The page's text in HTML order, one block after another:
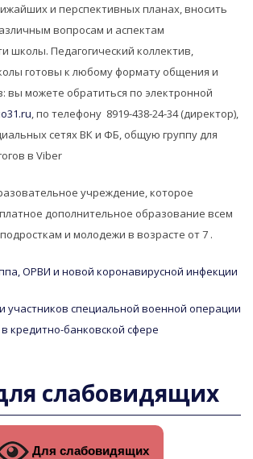
и перспективных планах, вносить
вопросам и аспектам
школы. Педагогический коллектив,
готовы к любому формату общения и
вы можете обратиться по электронной
, по телефону 8919-438-24-34 (директор),
сетях ВК и ФБ, общую группу для
в Viber
учреждение, которое
дополнительное образование всем
и молодежи в возрасте от 7 .
ОРВИ и новой коронавирусной инфекции
участников специальной военной операции
кредитно-банковской сфере
слабовидящих
Для слабовидящих